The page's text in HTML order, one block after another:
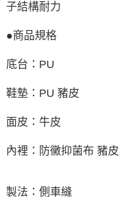
子結構耐力
●商品規格
底台：PU
鞋墊：PU 豬皮
面皮：牛皮
內裡：防黴抑菌布 豬皮
製法：側車縫